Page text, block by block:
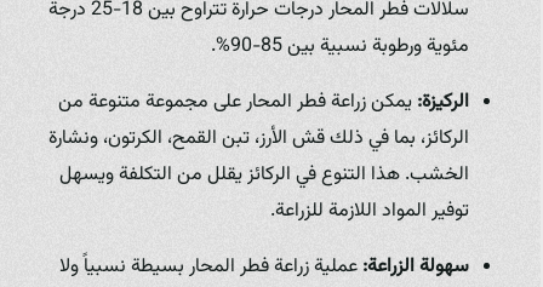
سلالات فطر المحار درجات حرارة تتراوح بين 18-25 درجة
مئوية ورطوبة نسبية بين 85-90%.
الركيزة:يمكن زراعة فطر المحار على مجموعة متنوعة من
الركائز، بما في ذلك قش الأرز، تبن القمح، الكرتون، ونشارة
الخشب. هذا التنوع في الركائز يقلل من التكلفة ويسهل
توفير المواد اللازمة للزراعة.
سهولة الزراعة:عملية زراعة فطر المحار بسيطة نسبياً ولا